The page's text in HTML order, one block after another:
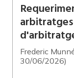
Frederic
30/06/2026)